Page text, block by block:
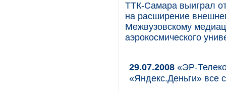
ТТК-Самара выиграл
на расширение
Межвузовскому
аэрокосмического
29.07.2008 «ЭР-
«Яндекс.Деньги» все